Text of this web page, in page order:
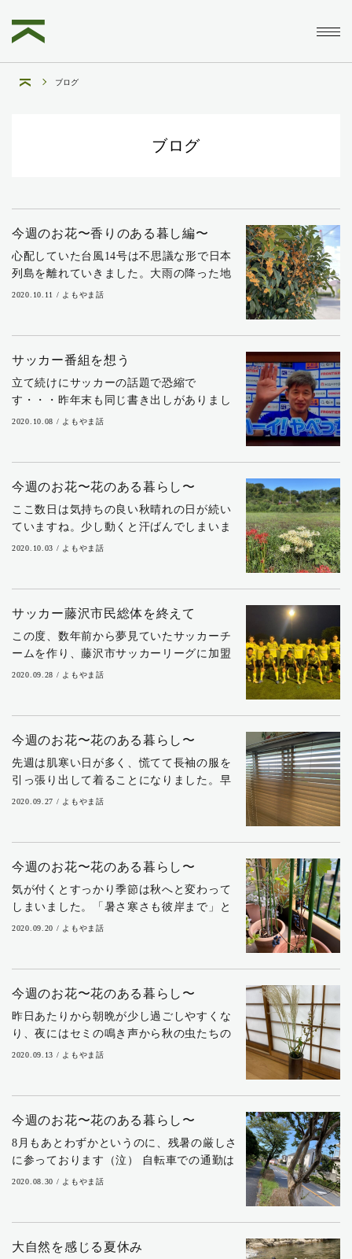
ブログ
ブログ
今週のお花〜香りのある暮し編〜
心配していた台風14号は不思議な形で日本
列島を離れていきました。大雨の降った地
域もあったようですが、この辺りは大きな
2020.10.11 / よもやま話
サッカー番組を想う
立て続けにサッカーの話題で恐縮で
す・・・昨年末も同じ書き出しがありまし
たね（笑） 先週の日曜日の夜、いつも見て
2020.10.08 / よもやま話
今週のお花〜花のある暮らし〜
ここ数日は気持ちの良い秋晴れの日が続い
ていますね。少し動くと汗ばんでしまいま
すが、吹く風のさわやかさに思わず「気持
2020.10.03 / よもやま話
サッカー藤沢市民総体を終えて
この度、数年前から夢見ていたサッカーチ
ームを作り、藤沢市サッカーリーグに加盟
することになりました。チーム名は、
2020.09.28 / よもやま話
今週のお花〜花のある暮らし〜
先週は肌寒い日が多く、慌てて長袖の服を
引っ張り出して着ることになりました。早
めの衣替えにユ〇クロへ買い物に出かけた
2020.09.27 / よもやま話
今週のお花〜花のある暮らし〜
気が付くとすっかり季節は秋へと変わって
しまいました。「暑さ寒さも彼岸まで」と
はよく言ったものですね。 夜はエアコン無
2020.09.20 / よもやま話
今週のお花〜花のある暮らし〜
昨日あたりから朝晩が少し過ごしやすくな
り、夜にはセミの鳴き声から秋の虫たちの
鳴き声に代わって"秋の気配"を感じるよう
2020.09.13 / よもやま話
今週のお花〜花のある暮らし〜
8月もあとわずかというのに、残暑の厳しさ
に参っております（泣） 自転車での通勤は
川沿いを走ってくるので、木陰に入ると風
2020.08.30 / よもやま話
大自然を感じる夏休み